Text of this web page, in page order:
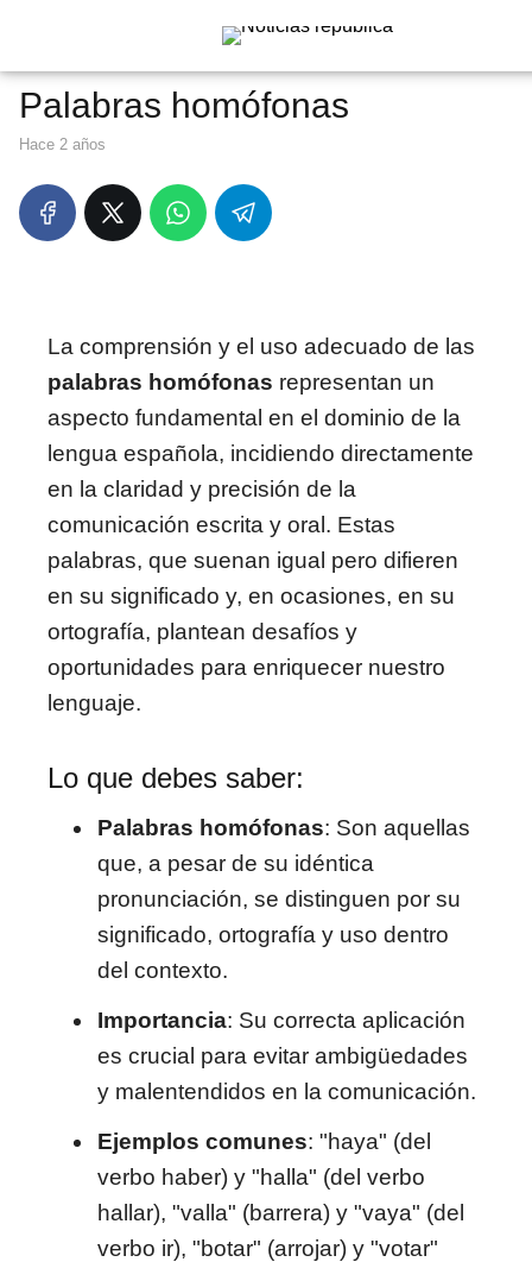
Palabras homófonas
hace 2 años
La comprensión y el uso adecuado de las
palabras homófonas representan un
aspecto fundamental en el dominio de la
lengua española, incidiendo directamente
en la claridad y precisión de la
comunicación escrita y oral. Estas
palabras, que suenan igual pero difieren
en su significado y, en ocasiones, en su
ortografía, plantean desafíos y
oportunidades para enriquecer nuestro
lenguaje.
Lo que debes saber:
Palabras homófonas: Son aquellas
que, a pesar de su idéntica
pronunciación, se distinguen por su
significado, ortografía y uso dentro
del contexto.
Importancia: Su correcta aplicación
es crucial para evitar ambigüedades
y malentendidos en la comunicación.
Ejemplos comunes: "haya" (del
verbo haber) y "halla" (del verbo
hallar), "valla" (barrera) y "vaya" (del
verbo ir), "botar" (arrojar) y "votar"